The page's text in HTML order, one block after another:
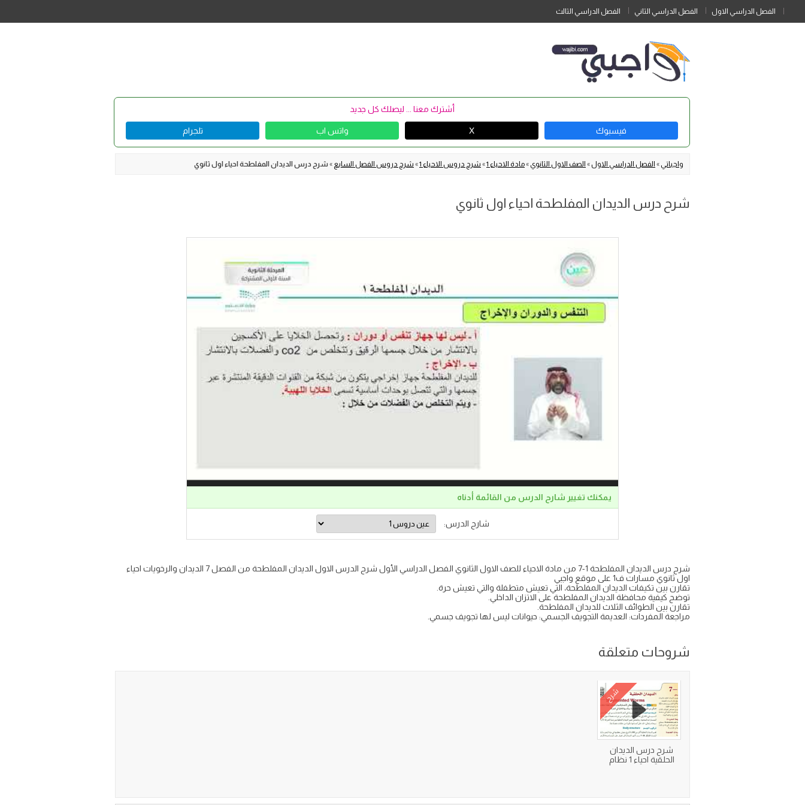
الفصل الدراسي الاول الفصل الدراسي الثاني الفصل الدراسي الثالث
أشترك معنا ... ليصلك كل جديد
فيسبوك X واتس اب تلجرام
واجباتي » الفصل الدراسي الاول» الصف الاول الثانوي »مادة الاحياء 1 » شرح دروس الاحياء 1 » شرح دروس الفصل السابع »شرح درس الديدان المفلطحة احياء اول ثانوي
شرح درس الديدان المفلطحة احياء اول ثانوي
يمكنك تغيير شارح الدرس من القائمة أدناه
شارح الدرس:
شرح درس الديدان المفلطحة 1-7 من مادة الاحياء للصف الاول الثانوي الفصل الدراسي الأول شرح الدرس الاول الديدان المفلطحة من الفصل 7 الديدان والرخويات احياء
اول ثانوي مسارات ف1 على موقع واجبي
تقارن بين تكيفات الديدان المفلطحة، التي تعيش متطفلة والتي تعيش حرة.
توضح كيفية محافظة الديدان المفلطحة على الاتزان الداخلي.
تقارن بين الطوائف الثلاث للديدان المفلطحة.
مراجعة المفردات: العديمة التجويف الجسمي: حيوانات ليس لها تجويف جسمي.
شروحات متعلقة
شرح
شرح درس الديدان
الحلقية احياء 1 نظام